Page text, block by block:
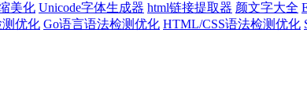
美化 Unicode字体生成器 html链接提取器 颜文字大全
测优化 Go语言语法检测优化 HTML/CSS语法检测优化